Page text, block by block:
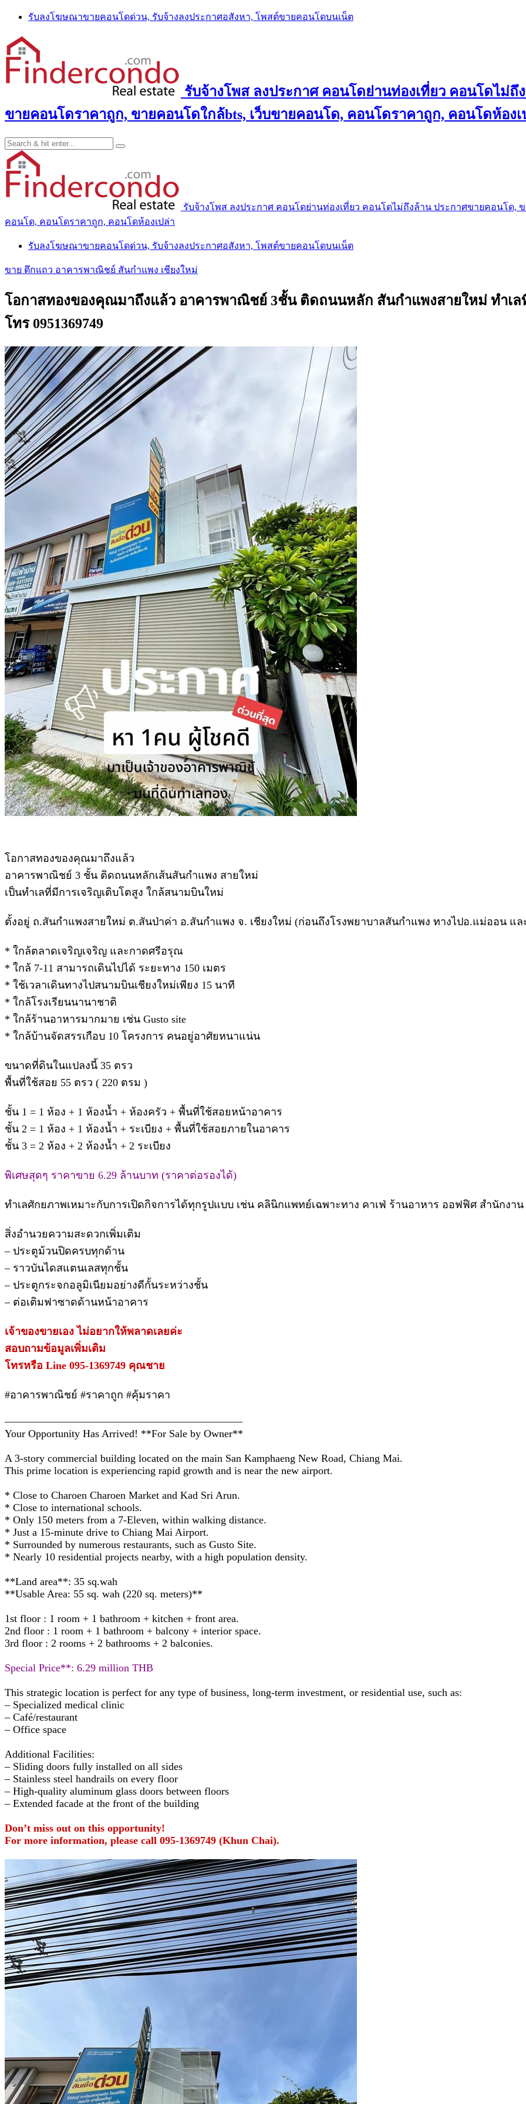
Skip
content
รับลงโฆษณาขายคอนโดด่วน, รับจ้างลงประกาศอสังหา, โพสต์ขายคอนโดบนเน็ต
รับจ้างโพส ลงประกาศ คอนโดย่านท่องเที่ยว คอนโดไม่
ขายคอนโดราคาถูก, ขายคอนโดใกล้bts, เว็บขายคอนโด, คอนโดราคาถูก, คอนโดห้องเ
รับจ้างโพส ลงประกาศ คอนโดย่านท่องเที่ยว คอนโดไม่ถึงล้าน ประกาศขายคอนโด,
คอนโด, คอนโดราคาถูก, คอนโดห้องเปล่า
รับลงโฆษณาขายคอนโดด่วน, รับจ้างลงประกาศอสังหา, โพสต์ขายคอนโดบนเน็ต
ขาย ตึกแถว อาคารพาณิชย์ สันกำแพง เชียงใหม่
โอกาสทองของคุณมาถึงแล้ว อาคารพาณิชย์ 3ชั้น ติดถนนหลัก สันกำแพงสายใหม่ ทำเล
โทร 0951369749
โอกาสทองของคุณมาถึงแล้ว
อาคารพาณิชย์ 3 ชั้น ติดถนนหลักเส้นสันกำแพง สายใหม่
เป็นทำเลที่มีการเจริญเติบโตสูง ใกล้สนามบินใหม่
ตั้งอยู่ ถ.สันกำแพงสายใหม่ ต.สันป่าค่า อ.สันกำแพง จ. เชียงใหม่ (ก่อนถึงโรงพยาบาลสันกำแพง ทางไปอ.แม่ออน แล
* ใกล้ตลาดเจริญเจริญ และกาดศรีอรุณ
* ใกล้ 7-11 สามารถเดินไปได้ ระยะทาง 150 เมตร
* ใช้เวลาเดินทางไปสนามบินเชียงใหม่เพียง 15 นาที
* ใกล้โรงเรียนนานาชาติ
* ใกล้ร้านอาหารมากมาย เช่น Gusto site
* ใกล้บ้านจัดสรรเกือบ 10 โครงการ คนอยู่อาศัยหนาแน่น
ขนาดที่ดินในแปลงนี้ 35 ตรว
พื้นที่ใช้สอย 55 ตรว ( 220 ตรม )
ชั้น 1 = 1 ห้อง + 1 ห้องน้ำ + ห้องครัว + พื้นที่ใช้สอยหน้าอาคาร
ชั้น 2 = 1 ห้อง + 1 ห้องน้ำ + ระเบียง + พื้นที่ใช้สอยภายในอาคาร
ชั้น 3 = 2 ห้อง + 2 ห้องน้ำ + 2 ระเบียง
พิเศษสุดๆ ราคาขาย 6.29 ล้านบาท (ราคาต่อรองได้)
ทำเลศักยภาพเหมาะกับการเปิดกิจการได้ทุกรูปแบบ เช่น คลินิกแพทย์เฉพาะทาง คาเฟ่ ร้านอาหาร ออฟฟิศ สำนักงาน
สิ่งอำนวยความสะดวกเพิ่มเติม
– ประตูม้วนปิดครบทุกด้าน
– ราวบันไดสแตนเลสทุกชั้น
– ประตูกระจกอลูมิเนียมอย่างดีกั้นระหว่างชั้น
– ต่อเติมฟาซาดด้านหน้าอาคาร
เจ้าของขายเอง ไม่อยากให้พลาดเลยค่ะ
สอบถามข้อมูลเพิ่มเติม
โทรหรือ Line 095-1369749 คุณชาย
#อาคารพาณิชย์ #ราคาถูก #คุ้มราคา
——————————————————————–
Your Opportunity Has Arrived! **For Sale by Owner**
A 3-story commercial building located on the main San Kamphaeng New Road, Chiang Mai.
This prime location is experiencing rapid growth and is near the new airport.
* Close to Charoen Charoen Market and Kad Sri Arun.
* Close to international schools.
* Only 150 meters from a 7-Eleven, within walking distance.
* Just a 15-minute drive to Chiang Mai Airport.
* Surrounded by numerous restaurants, such as Gusto Site.
* Nearly 10 residential projects nearby, with a high population density.
**Land area**: 35 sq.wah
**Usable Area: 55 sq. wah (220 sq. meters)**
1st floor : 1 room + 1 bathroom + kitchen + front area.
2nd floor : 1 room + 1 bathroom + balcony + interior space.
3rd floor : 2 rooms + 2 bathrooms + 2 balconies.
Special Price**: 6.29 million THB
This strategic location is perfect for any type of business, long-term investment, or residential use, such as:
– Specialized medical clinic
– Café/restaurant
– Office space
Additional Facilities:
– Sliding doors fully installed on all sides
– Stainless steel handrails on every floor
– High-quality aluminum glass doors between floors
– Extended facade at the front of the building
Don’t miss out on this opportunity!
For more information, please call 095-1369749 (Khun Chai).